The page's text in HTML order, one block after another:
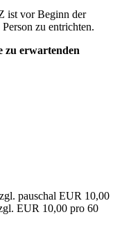
ist vor Beginn der
zu entrichten.
zu erwartenden
pauschal EUR 10,00
EUR 10,00 pro 60